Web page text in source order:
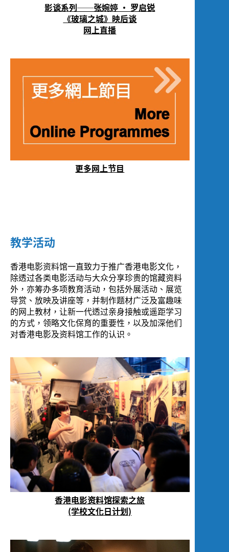
影谈系列──张婉婷 · 罗启锐
《玻璃之城》映后谈
网上直播
更多网上节目
教学活动
香港电影资料馆一直致力于推广香港电影文化，
除透过各类电影活动与大众分享珍贵的馆藏资料
外，亦筹办多项教育活动，包括外展活动、展览
导赏、放映及讲座等，并制作题材广泛及富趣味
的网上教材，让新一代透过亲身接触或遥距学习
的方式，领略文化保育的重要性，以及加深他们
对香港电影及资料馆工作的认识。
香港电影资料馆探索之旅
(学校文化日计划)